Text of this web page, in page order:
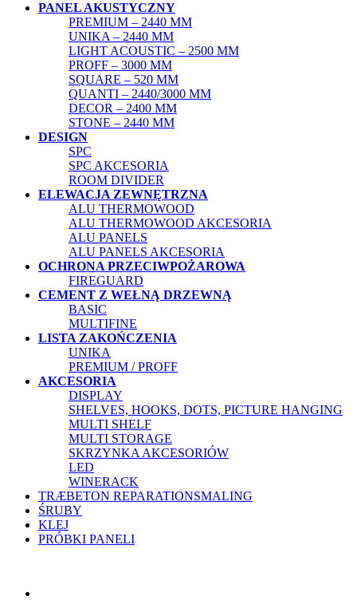
PANEL AKUSTYCZNY
PREMIUM – 2440 MM
UNIKA – 2440 MM
LIGHT ACOUSTIC – 2500 MM
PROFF – 3000 MM
SQUARE – 520 MM
QUANTI – 2440/3000 MM
DECOR – 2400 MM
STONE – 2440 MM
DESIGN
SPC
SPC AKCESORIA
ROOM DIVIDER
ELEWACJA ZEWNĘTRZNA
ALU THERMOWOOD
ALU THERMOWOOD AKCESORIA
ALU PANELS
ALU PANELS AKCESORIA
OCHRONA PRZECIWPOŻAROWA
FIREGUARD
CEMENT Z WEŁNĄ DRZEWNĄ
BASIC
MULTIFINE
LISTA ZAKOŃCZENIA
UNIKA
PREMIUM / PROFF
AKCESORIA
DISPLAY
SHELVES, HOOKS, DOTS, PICTURE HANGING
MULTI SHELF
MULTI STORAGE
SKRZYNKA AKCESORIÓW
LED
WINERACK
TRÆBETON REPARATIONSMALING
ŚRUBY
KLEJ
PRÓBKI PANELI